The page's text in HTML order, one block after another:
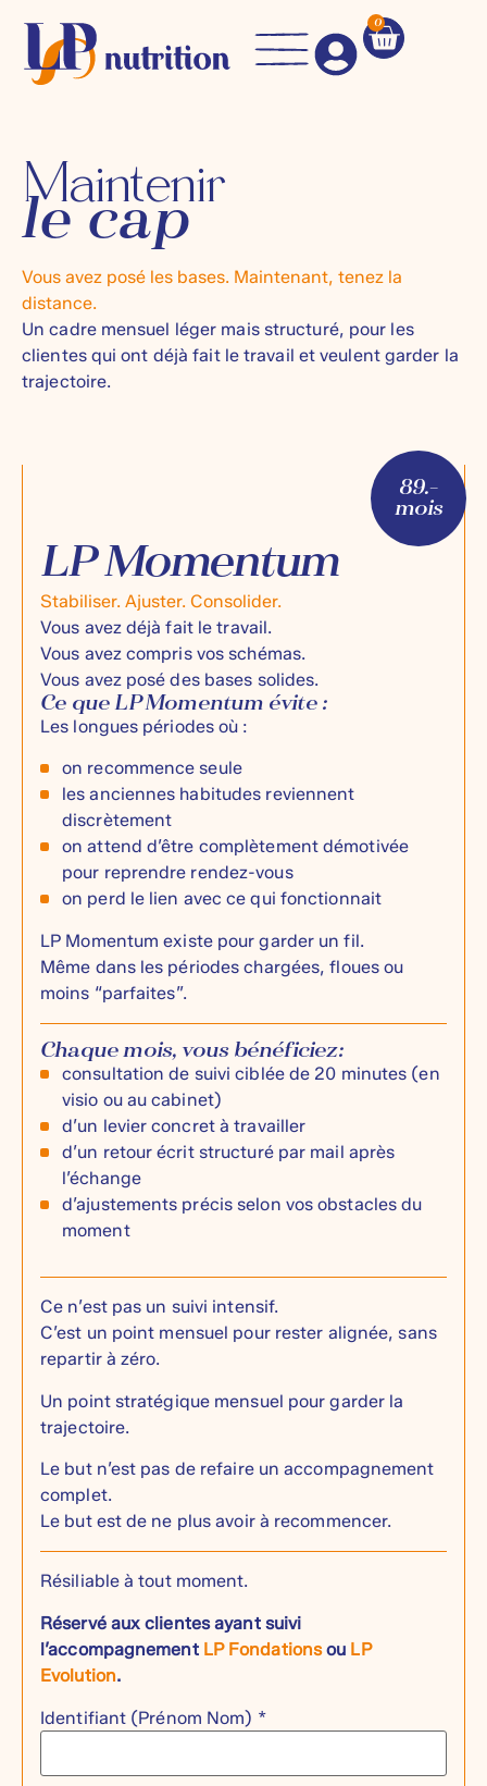
0
Maintenir
le cap
Vous avez posé les bases. Maintenant, tenez la
distance.
Un cadre mensuel léger mais structuré, pour les
clientes qui ont déjà fait le travail et veulent garder la
trajectoire.
89.–
mois
LP Momentum
Stabiliser. Ajuster. Consolider.
Vous avez déjà fait le travail.
Vous avez compris vos schémas.
Vous avez posé des bases solides.
Ce que LP Momentum évite :
Les longues périodes où :
on recommence seule
les anciennes habitudes reviennent
discrètement
on attend d’être complètement démotivée
pour reprendre rendez-vous
on perd le lien avec ce qui fonctionnait
LP Momentum existe pour garder un fil.
Même dans les périodes chargées, floues ou
moins “parfaites”.
Chaque mois, vous bénéficiez:
consultation de suivi ciblée de 20 minutes (en
visio ou au cabinet)
d’un levier concret à travailler
d’un retour écrit structuré par mail après
l’échange
d’ajustements précis selon vos obstacles du
moment
Ce n’est pas un suivi intensif.
C’est un point mensuel pour rester alignée, sans
repartir à zéro.
Un point stratégique mensuel pour garder la
trajectoire.
Le but n’est pas de refaire un accompagnement
complet.
Le but est de ne plus avoir à recommencer.
Résiliable à tout moment.
Réservé aux clientes ayant suivi
l’accompagnementLP Fondationsou LP
Evolution.
Identifiant (Prénom Nom) *